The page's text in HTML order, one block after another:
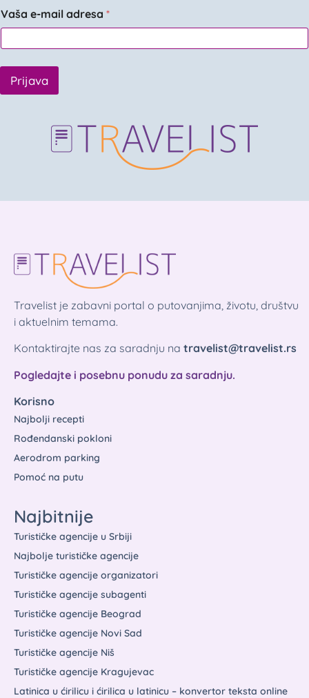
Vaša e-mail adresa *
Prijava
Travelist je zabavni portal o putovanjima, životu, društvu
i aktuelnim temama.
Kontaktirajte nas za saradnju na travelist@travelist.rs
Pogledajte i posebnu ponudu za saradnju.
Korisno
Najbolji recepti
Rođendanski pokloni
Aerodrom parking
Pomoć na putu
Najbitnije
Turističke agencije u Srbiji
Najbolje turističke agencije
Turističke agencije organizatori
Turističke agencije subagenti
Turističke agencije Beograd
Turističke agencije Novi Sad
Turističke agencije Niš
Turističke agencije Kragujevac
Latinica u ćirilicu i ćirilica u latinicu – konvertor teksta online